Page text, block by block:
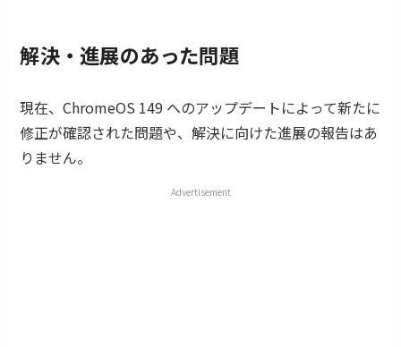
解決・進展のあった問題
現在、ChromeOS 149 へのアップデートによって新たに
修正が確認された問題や、解決に向けた進展の報告はあ
りません。
Advertisement